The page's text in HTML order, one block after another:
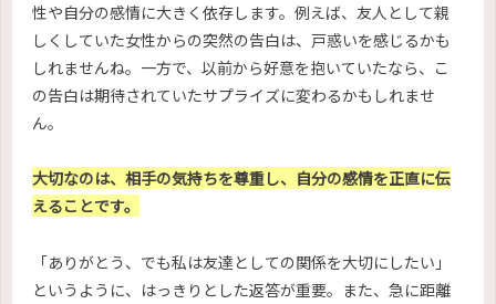
性や自分の感情に大きく依存します。例えば、友人として親
しくしていた女性からの突然の告白は、戸惑いを感じるかも
しれませんね。一方で、以前から好意を抱いていたなら、こ
の告白は期待されていたサプライズに変わるかもしれませ
ん。
大切なのは、相手の気持ちを尊重し、自分の感情を正直に伝
えることです。
「ありがとう、でも私は友達としての関係を大切にしたい」
というように、はっきりとした返答が重要。また、急に距離